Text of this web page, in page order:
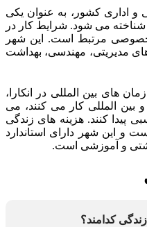
و اداری کشور، به عنوان یکی
می‌ شود. شرایط کار در
خصوصی مرتبط است. این شهر
مدیریتی، مهندسی، بهداشت
های بین‌ المللی در انکارا،
و بین‌ المللی کار می‌ کنند، می‌
پیدا کنند. هزینه‌ های زندگی
و این شهر دارای استاندارد
و آموزشی است​.
کدامند؟